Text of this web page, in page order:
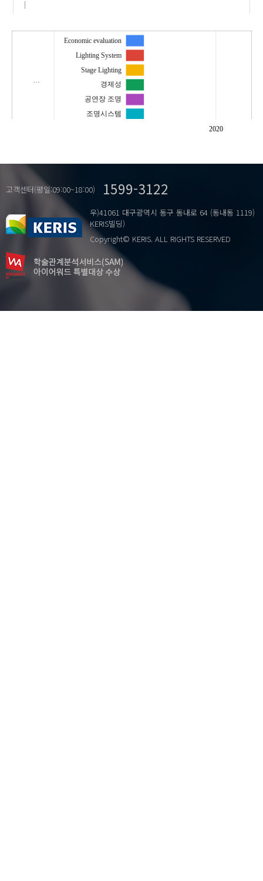
2020
…
Economic evaluation
Lighting System
Stage Lighting
경제성
공연장 조명
조명시스템
고객센터(평일:09:00~18:00) 1599-3122
우)41061 대구광역시 동구 동내로 64 (동내동 1119)
KERIS빌딩)
Copyright© KERIS. ALL RIGHTS RESERVED